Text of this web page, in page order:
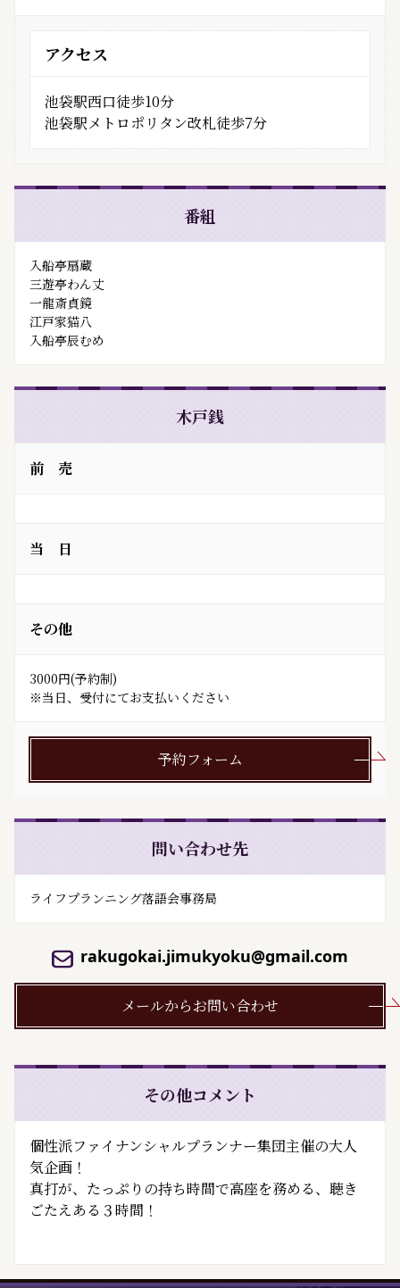
アクセス
池袋駅西口徒歩10分
池袋駅メトロポリタン改札徒歩7分
番組
入船亭扇蔵
三遊亭わん丈
一龍斎貞鏡
江戸家猫八
入船亭辰むめ
木戸銭
前 売
当 日
その他
3000円(予約制)
予約フォーム
問い合わせ先
ライフプランニング落語会事務局
rakugokai.jimukyoku@gmail.com
メールからお問い合わせ
その他コメント
個性派ファイナンシャルプランナー集団主催の大人
気企画！
真打が、たっぷりの持ち時間で高座を務める、聴き
ごたえある３時間！